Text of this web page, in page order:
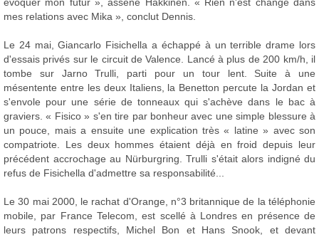
évoquer mon futur », assène Häkkinen. « Rien n'est changé dans
mes relations avec Mika », conclut Dennis.
Le 24 mai, Giancarlo Fisichella a échappé à un terrible drame lors
d'essais privés sur le circuit de Valence. Lancé à plus de 200 km/h, il
tombe sur Jarno Trulli, parti pour un tour lent. Suite à une
mésentente entre les deux Italiens, la Benetton percute la Jordan et
s'envole pour une série de tonneaux qui s'achève dans le bac à
graviers. « Fisico » s'en tire par bonheur avec une simple blessure à
un pouce, mais a ensuite une explication très « latine » avec son
compatriote. Les deux hommes étaient déjà en froid depuis leur
précédent accrochage au Nürburgring. Trulli s'était alors indigné du
refus de Fisichella d'admettre sa responsabilité...
Le 30 mai 2000, le rachat d'Orange, n°3 britannique de la téléphonie
mobile, par France Telecom, est scellé à Londres en présence de
leurs patrons respectifs, Michel Bon et Hans Snook, et devant